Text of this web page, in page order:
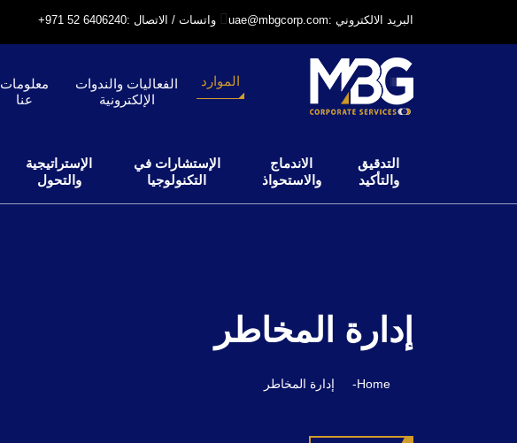
+971 52 6406240: واتسات / الاتصال uae@mbgcorp.com: البريد الالكتروني
الموارد
الفعاليات والندوات
الإلكترونية
معلومات
عنا
التدقيق
والتأكيد
الاندماج
والاستحواذ
الإستشارات في
التكنولوجيا
الإستراتيجية
والتحول
إدارة المخاطر
Home
- إدارة المخاطر